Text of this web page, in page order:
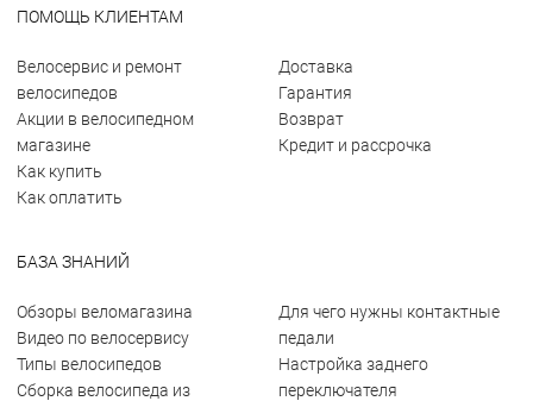
ПОМОЩЬ КЛИЕНТАМ
Велосервис и ремонт
велосипедов
Акции в велосипедном
магазине
Как купить
Как оплатить
Доставка
Гарантия
Возврат
Кредит и рассрочка
БАЗА ЗНАНИЙ
Обзоры веломагазина
Видео по велосервису
Типы велосипедов
Сборка велосипеда из
Для чего нужны контактные
педали
Настройка заднего
переключателя